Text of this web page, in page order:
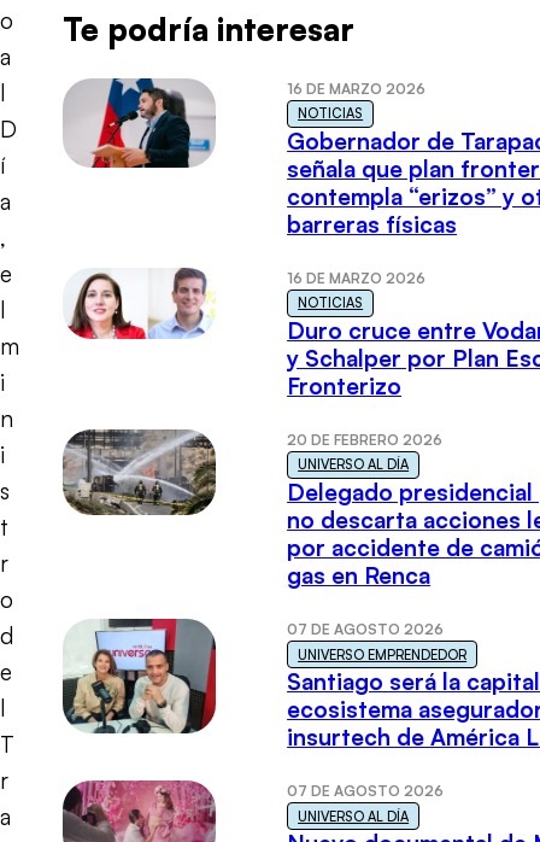
o
a
l
D
í
a
,
e
l
m
i
n
i
s
t
r
o
d
e
l
T
r
a
Te podría interesar
16 DE MARZO 2026
NOTICIAS
Gobernador de
señala que plan
contempla “erizos” y
barreras físicas
16 DE MARZO 2026
NOTICIAS
Duro cruce entre
y Schalper por Plan
Fronterizo
20 DE FEBRERO 2026
UNIVERSO AL DÍA
Delegado presidencial
no descarta acciones
por accidente de
gas en Renca
07 DE AGOSTO 2026
UNIVERSO EMPRENDEDOR
Santiago será la
ecosistema
insurtech de América
07 DE AGOSTO 2026
UNIVERSO AL DÍA